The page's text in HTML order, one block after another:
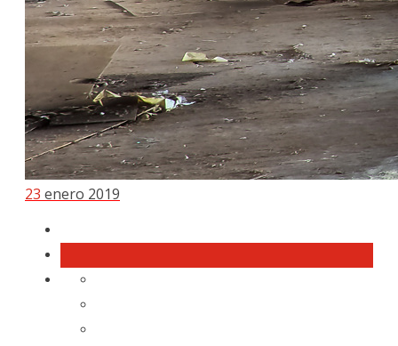
23 enero 2019